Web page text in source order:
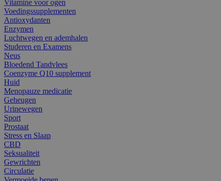
Vitamine voor ogen
Voedingssupplementen
Antioxydanten
Enzymen
Luchtwegen en ademhalen
Studeren en Examens
Neus
Bloedend Tandvlees
Coenzyme Q10 supplement
Huid
Menopauze medicatie
Geheugen
Urinewegen
Sport
Prostaat
Stress en Slaap
CBD
Seksualiteit
Gewrichten
Circulatie